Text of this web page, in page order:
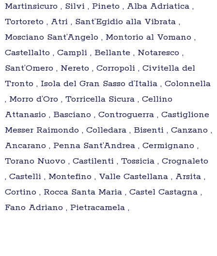
Martinsicuro , Silvi , Pineto , Alba Adriatica ,
Tortoreto , Atri , Sant’Egidio alla Vibrata ,
Mosciano Sant’Angelo , Montorio al Vomano ,
Castellalto , Campli , Bellante , Notaresco ,
Sant’Omero , Nereto , Corropoli , Civitella del
Tronto , Isola del Gran Sasso d’Italia , Colonnella
, Morro d’Oro , Torricella Sicura , Cellino
Attanasio , Basciano , Controguerra , Castiglione
Messer Raimondo , Colledara , Bisenti , Canzano ,
Ancarano , Penna Sant’Andrea , Cermignano ,
Torano Nuovo , Castilenti , Tossicia , Crognaleto
, Castelli , Montefino , Valle Castellana , Arsita ,
Cortino , Rocca Santa Maria , Castel Castagna ,
Fano Adriano , Pietracamela ,